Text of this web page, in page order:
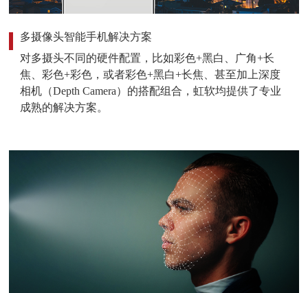
多摄像头智能手机解决方案
对多摄头不同的硬件配置，比如彩色+黑白、广角+长
焦、彩色+彩色，或者彩色+黑白+长焦、甚至加上深度
相机（Depth Camera）的搭配组合，虹软均提供了专业
成熟的解决方案。